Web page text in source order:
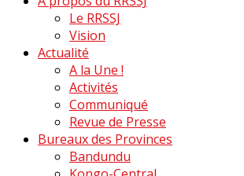
Le RRSSJ
Vision
Actualité
A la Une !
Activités
Communiqué
Revue de Presse
Bureaux des Provinces
Bandundu